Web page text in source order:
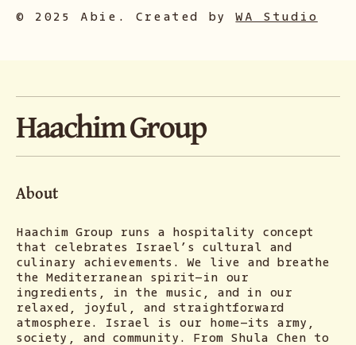
© 2025 Abie. Created byWA Studio
Haachim Group
About
Haachim Group runs a hospitality concept
that celebrates Israel’s cultural and
culinary achievements. We live and breathe
the Mediterranean spirit—in our
ingredients, in the music, and in our
relaxed, joyful, and straightforward
atmosphere. Israel is our home—its army,
society, and community. From Shula Chen to